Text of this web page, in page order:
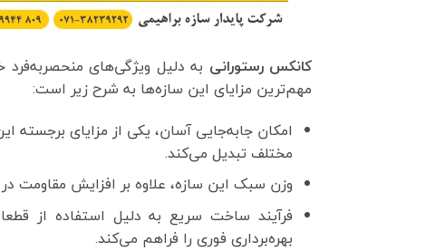
کانکس رستورانی به دلیل ویژگی‌های
مهم‌ترین مزایای این سازه‌ها به شرح زیر است:
امکان جابه‌جایی آسان، یکی از مزایای برجسته
مختلف تبدیل می‌کند.
وزن سبک این سازه، علاوه بر افزایش مقاومت در
فرآیند ساخت سریع به دلیل استفاده از
بهره‌برداری فوری را فراهم می‌کند.